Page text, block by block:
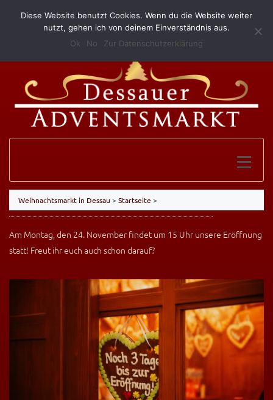
(0340) 52 10 146 info@grillundimbissmerkel.de
Weihnachtsmarkt in Dessau > Startseite >
Am Montag, den 24. November findet um 15 Uhr unsere Eröffnung
statt! Freut ihr euch auch schon darauf?
Diese Website benutzt Cookies. Wenn du die Website weiter
nutzt, gehen ich von deinem Einverständnis aus.
Ok
No Zur Datenschutzerklärung